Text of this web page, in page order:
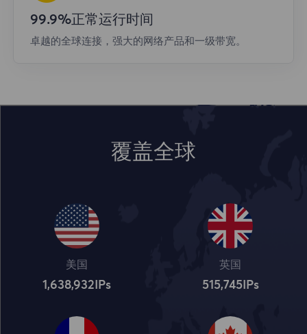
99.9%正常运行时间
卓越的全球连接，强大的网络产品和一级带宽。
覆盖全球
美国
1,638,932 IPs
英国
515,745IPs